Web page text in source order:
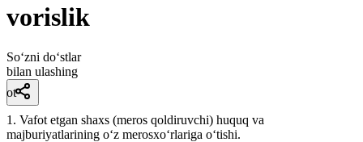
vorislik
So‘zni do‘stlar
bilan ulashing
ot
1. Vafot etgan shaxs (meros qoldiruvchi) huquq va
majburiyatlarining oʻz merosxoʻrlariga oʻtishi.